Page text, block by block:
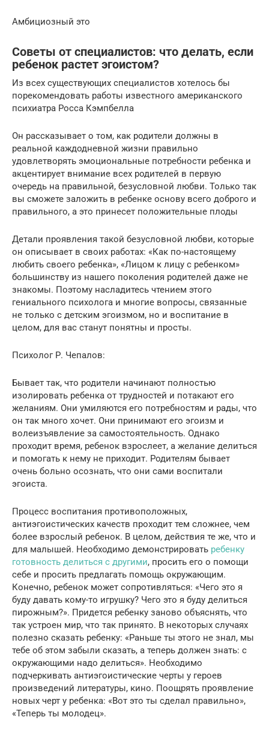
Амбициозный это
Советы от специалистов: что делать, если
ребенок растет эгоистом?
Из всех существующих специалистов хотелось бы
порекомендовать работы известного американского
психиатра Росса Кэмпбелла
Он рассказывает о том, как родители должны в
реальной каждодневной жизни правильно
удовлетворять эмоциональные потребности ребенка и
акцентирует внимание всех родителей в первую
очередь на правильной, безусловной любви. Только так
вы сможете заложить в ребенке основу всего доброго и
правильного, а это принесет положительные плоды
Детали проявления такой безусловной любви, которые
он описывает в своих работах: «Как по-настоящему
любить своего ребенка», «Лицом к лицу с ребенком»
большинству из нашего поколения родителей даже не
знакомы. Поэтому насладитесь чтением этого
гениального психолога и многие вопросы, связанные
не только с детским эгоизмом, но и воспитание в
целом, для вас станут понятны и просты.
Психолог Р. Чепалов:
Бывает так, что родители начинают полностью
изолировать ребенка от трудностей и потакают его
желаниям. Они умиляются его потребностям и рады, что
он так много хочет. Они принимают его эгоизм и
волеизъявление за самостоятельность. Однако
проходит время, ребенок взрослеет, а желание делиться
и помогать к нему не приходит. Родителям бывает
очень больно осознать, что они сами воспитали
эгоиста.
Процесс воспитания противоположных,
антиэгоистических качеств проходит тем сложнее, чем
более взрослый ребенок. В целом, действия те же, что и
для малышей. Необходимо демонстрировать ребенку
готовность делиться с другими, просить его о помощи
себе и просить предлагать помощь окружающим.
Конечно, ребенок может сопротивляться: «Чего это я
буду давать кому-то игрушку? Чего это я буду делиться
пирожным?». Придется ребенку заново объяснять, что
так устроен мир, что так принято. В некоторых случаях
полезно сказать ребенку: «Раньше ты этого не знал, мы
тебе об этом забыли сказать, а теперь должен знать: с
окружающими надо делиться». Необходимо
подчеркивать антиэгоистические черты у героев
произведений литературы, кино. Поощрять проявление
новых черт у ребенка: «Вот это ты сделал правильно»,
«Теперь ты молодец».